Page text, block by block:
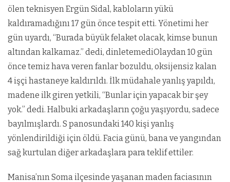
ölen teknisyen Ergün Sidal, kabloların yükü
kaldıramadığını 17 gün önce tespit etti. Yönetimi her
gün uyardı, “Burada büyük felaket olacak, kimse bunun
altından kalkamaz.” dedi, dinletemediOlaydan 10 gün
önce temiz hava veren fanlar bozuldu, oksijensiz kalan
4 işçi hastaneye kaldırıldı. İlk müdahale yanlış yapıldı,
madene ilk giren yetkili, “Bunlar için yapacak bir şey
yok.” dedi. Halbuki arkadaşların çoğu yaşıyordu, sadece
bayılmışlardı. S panosundaki 140 kişi yanlış
yönlendirildiği için öldü. Facia günü, bana ve yangından
sağ kurtulan diğer arkadaşlara para teklif ettiler.
Manisa’nın Soma ilçesinde yaşanan maden faciasının